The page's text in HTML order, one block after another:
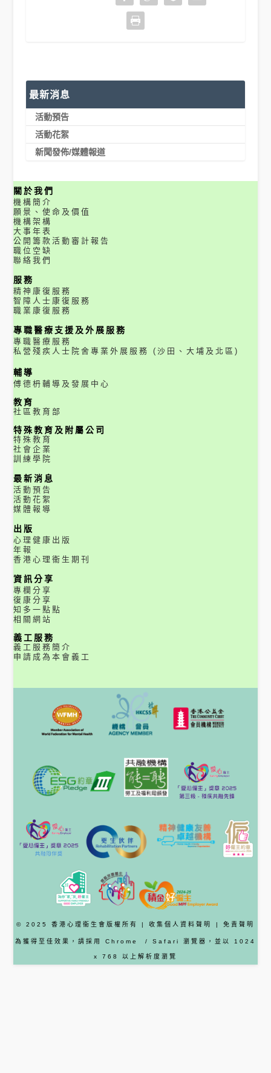
最新消息
活動預告
活動花絮
新聞發佈/媒體報道
關於我們
機構簡介
願景、使命及價值
機構架構
大事年表
公開籌款活動審計報告
職位空缺
聯絡我們
服務
精神康復服務
智障人士康復服務
職業康復服務
專職醫療支援及外展服務
專職醫療服務
私營殘疾人士院舍專業外展服務 (沙田、大埔及北區)
輔導
傅德枬輔導及發展中心
教育
社區教育部
特殊教育及附屬公司
特殊教育
社會企業
訓練學院
最新消息
活動預告
活動花絮
媒體報導
出版
心理健康出版
年報
香港心理衞生期刊
資訊分享
專欄分享
復康分享
知多一點點
相關網站
義工服務
義工服務簡介
申請成為本會義工
© 2025 香港心理衞生會版權所有 | 收集個人資料聲明 | 免責聲明
為獲得至佳效果，請採用 Chrome / Safari 瀏覽器 ，並以 1024
x 768 以上解析度瀏覽